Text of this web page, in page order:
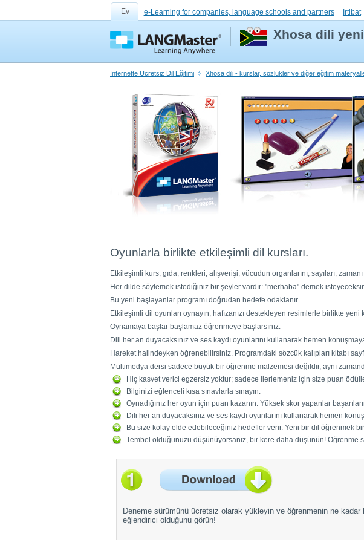
Ev e-Learning for companies, language schools and partners İrtibat
Xhosa dili
İnternette Ücretsiz Dil Eğitimi Xhosa dili - kurslar, sözlükler ve diğer eğitim
Oyunlarla birlikte etkileşimli dil kursları.
Etkileşimli kurs; gıda, renkleri, alışverişi, vücudun organlarını, sayıları,
Her dilde söylemek istediğiniz bir şeyler vardır: "merhaba" demek
Bu yeni başlayanlar programı doğrudan hedefe odaklanır.
Etkileşimli dil oyunları oynayın, hafızanızı destekleyen resimlerle birlikte
Oynamaya başlar başlamaz öğrenmeye başlarsınız.
Dili her an duyacaksınız ve ses kaydı oyunlarını kullanarak hemen
Hareket halindeyken öğrenebilirsiniz. Programdaki sözcük kalıpları kitabı
Multimedya dersi sadece büyük bir öğrenme malzemesi değildir, aynı
Hiç kasvet verici egzersiz yoktur; sadece ilerlemeniz için size puan
Bilginizi eğlenceli kısa sınavlarla sınayın.
Oynadığınız her oyun için puan kazanın. Yüksek skor yapanlar
Dili her an duyacaksınız ve ses kaydı oyunlarını kullanarak hemen
Bu size kolay elde edebileceğiniz hedefler verir. Yeni bir dil öğrenmek
Tembel olduğunuzu düşünüyorsanız, bir kere daha düşünün! Öğrenme
Deneme sürümünü ücretsiz olarak yükleyin ve öğrenmenin ne kadar
eğlendirici olduğunu görün!